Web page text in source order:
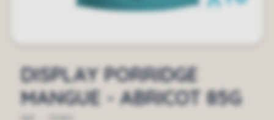
DISPLAY PORRIDGE
MANGUE - ABRICOT 85G